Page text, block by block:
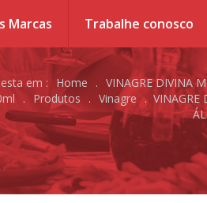
Marcas Trabalhe conosco
em : Home . VINAGRE DIVINA
. Produtos . Vinagre . VINAGRE